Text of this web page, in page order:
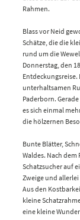
Rahmen.
Blass vor Neid
Schätze, die die
rund um die
Donnerstag, den
Entdeckungsreise.
unterhaltsamen
Paderborn.
es sich einmal
die hölzernen
Bunte Blätter,
Waldes. Nach
Schatzsucher auf
Zweige und
Aus den
kleine
eine kleine